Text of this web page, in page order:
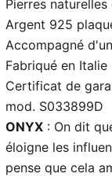
Pierres naturelles
Argent 925
Accompagné
Fabriqué en Italie
Certificat de
mod. S033899D
ONYX : On dit
éloigne les
pense que cela